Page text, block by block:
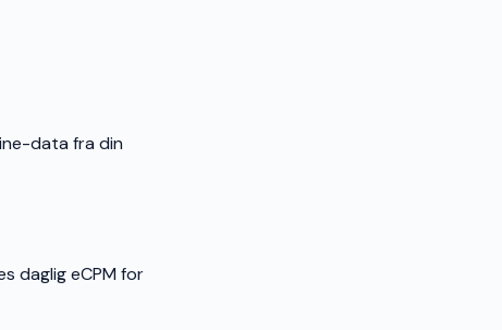
data fra din
daglig eCPM for